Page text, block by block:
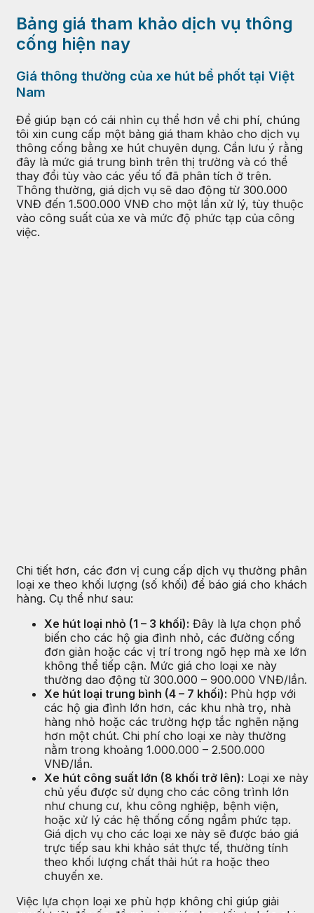
Bảng giá tham khảo dịch vụ thông
cống hiện nay
Giá thông thường của xe hút bể phốt tại Việt
Nam
Để giúp bạn có cái nhìn cụ thể hơn về chi phí, chúng
tôi xin cung cấp một bảng giá tham khảo cho dịch vụ
thông cống bằng xe hút chuyên dụng. Cần lưu ý rằng
đây là mức giá trung bình trên thị trường và có thể
thay đổi tùy vào các yếu tố đã phân tích ở trên.
Thông thường, giá dịch vụ sẽ dao động từ 300.000
VNĐ đến 1.500.000 VNĐ cho một lần xử lý, tùy thuộc
vào công suất của xe và mức độ phức tạp của công
việc.
Chi tiết hơn, các đơn vị cung cấp dịch vụ thường phân
loại xe theo khối lượng (số khối) để báo giá cho khách
hàng. Cụ thể như sau:
Xe hút loại nhỏ (1 – 3 khối): Đây là lựa chọn phổ
biến cho các hộ gia đình nhỏ, các đường cống
đơn giản hoặc các vị trí trong ngõ hẹp mà xe lớn
không thể tiếp cận. Mức giá cho loại xe này
thường dao động từ 300.000 – 900.000 VNĐ/lần.
Xe hút loại trung bình (4 – 7 khối): Phù hợp với
các hộ gia đình lớn hơn, các khu nhà trọ, nhà
hàng nhỏ hoặc các trường hợp tắc nghẽn nặng
hơn một chút. Chi phí cho loại xe này thường
nằm trong khoảng 1.000.000 – 2.500.000
VNĐ/lần.
Xe hút công suất lớn (8 khối trở lên): Loại xe này
chủ yếu được sử dụng cho các công trình lớn
như chung cư, khu công nghiệp, bệnh viện,
hoặc xử lý các hệ thống cống ngầm phức tạp.
Giá dịch vụ cho các loại xe này sẽ được báo giá
trực tiếp sau khi khảo sát thực tế, thường tính
theo khối lượng chất thải hút ra hoặc theo
chuyến xe.
Việc lựa chọn loại xe phù hợp không chỉ giúp giải